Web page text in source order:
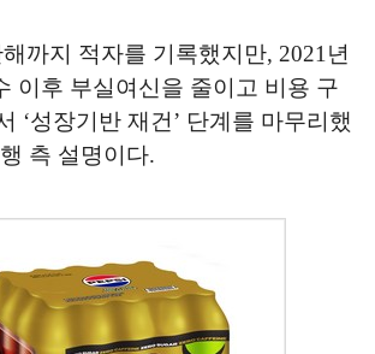
까지 적자를 기록했지만, 2021년
이후 부실여신을 줄이고 비용 구
‘성장기반 재건’ 단계를 마무리했
측 설명이다.